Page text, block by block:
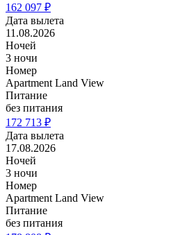
162 097 ₽
Дата вылета
11.08.2026
Ночей
3 ночи
Номер
Apartment Land View
Питание
без питания
172 713 ₽
Дата вылета
17.08.2026
Ночей
3 ночи
Номер
Apartment Land View
Питание
без питания